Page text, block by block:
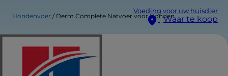
Voeding voor uw huisdier
Waar te koop
Hondenvoer Derm Complete Natvoer voor Honden